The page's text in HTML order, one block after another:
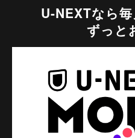
U-NEXTなら
ずっと